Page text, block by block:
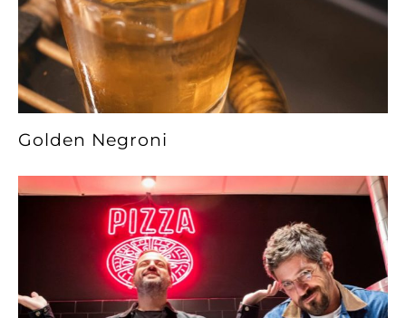
Golden Negroni